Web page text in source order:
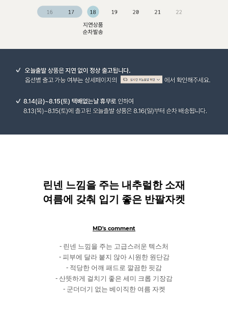
린넨 느낌을 주는 내추럴한 소재
여름에 갖춰 입기 좋은 반팔자켓
MD's comment
- 린넨 느낌을 주는 고급스러운 텍스처
- 피부에 달라 붙지 않아 시원한 원단감
- 적당한 어깨 패드로 깔끔한 핏감
- 산뜻하게 걸치기 좋은 세미 크롭 기장감
- 군더더기 없는 베이직한 여름 자켓